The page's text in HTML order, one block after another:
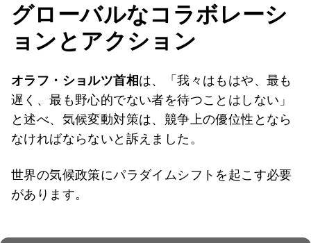
グローバルなコラボレーシ
ョンとアクション
オラフ・ショルツ首相は、「我々はもはや、最も
遅く、最も野心的でない者を待つことはしない」
と述べ、気候変動対策は、競争上の優位性となら
なければならないと訴えました。
世界の気候政策にパラダイムシフトを起こす必要
があります。